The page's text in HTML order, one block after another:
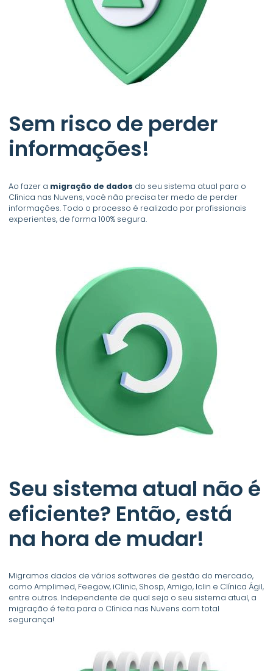
Sem risco de perder
informações!
Ao fazer a migração de dados do seu sistema atual para o
Clínica nas Nuvens, você não precisa ter medo de perder
informações. Todo o processo é realizado por profissionais
experientes, de forma 100% segura.
Seu sistema atual não é
eficiente? Então, está
na hora de mudar!
Migramos dados de vários softwares de gestão do mercado,
como Amplimed, Feegow, iClinic, Shosp, Amigo, Iclin e Clínica Ágil,
entre outros. Independente de qual seja o seu sistema atual, a
migração é feita para o Clínica nas Nuvens com total
segurança!